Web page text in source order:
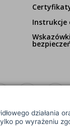
działania
po wyrażeniu
Instrukcje